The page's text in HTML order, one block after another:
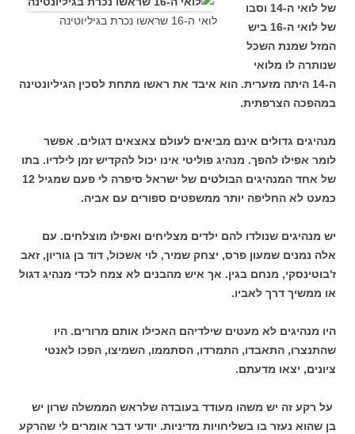
לואי ה-16 שראשו נכרת בגיליוטינה
של לואי ה-14 וסבו
של לואי ה-16 ביש
המזל שמנת השכל
שנותרה לו מלואי
ה-14 היתה מזערית. הוא איבד את ראשו מתחת לסכין הגיליונטינה
במהפכה הצרפתית.
מנהיגים גדולים אינם מביאים לעולם צאצאים דגולים. אפשר
לומר אפילו להפך. מנהיג פוליטי אינו יכול להקדיש זמן לילדיו. בתו
של אחד המנהיגים הבולטים של ישראל סיפרה לי פעם שמגיל 12
כמעט לא החליפה יותר ממשפטים ספורים עם אביה.
יש מנהיגים שנולדו להם ילדים מצליחים ואפילו מוצלחים. עם
אלה נמנים שמעון פרס, יצחק שמיר, לוי אשכול, דוד בן גוריון, זאב
ז'בוטינסקי, מנחם בגין. אך איש מהבנים לא צמח לכדי מנהיג דגול
או ממשיך דרך לאביו.
היו מנהיגים לא מעטים שילדיהם האכילו אותם מרורים. היו
שהתנצרו, התאבדו, התמרדו, הסתממו, השמיצו, הפכו לאנטי
ציונים, יצאו מדעתם.
על רקע זה יש משהו מעודד בעובדה שלראש הממשלה שרון יש
בן שהוא נעזר בו בשליחויות מדיניות. יודעי דבר אומרים לי שהרקע